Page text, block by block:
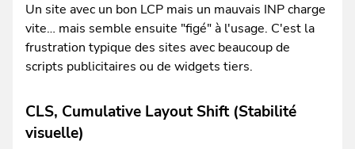
Un site avec un bon LCP mais un mauvais INP charge
vite… mais semble ensuite "figé" à l'usage. C'est la
frustration typique des sites avec beaucoup de
scripts publicitaires ou de widgets tiers.
CLS, Cumulative Layout Shift (Stabilité
visuelle)